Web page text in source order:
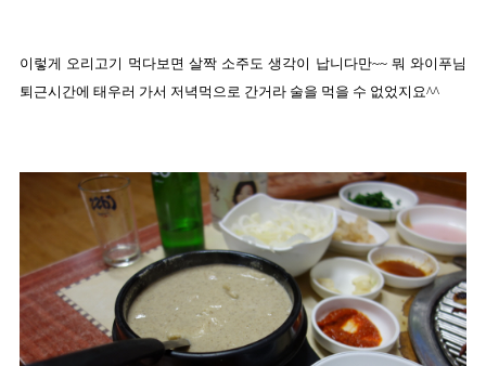
이렇게 오리고기 먹다보면 살짝 소주도 생각이 납니다만~~ 뭐 와이푸님
퇴근시간에 태우러 가서 저녁먹으로 간거라 술을 먹을 수 없었지요^^